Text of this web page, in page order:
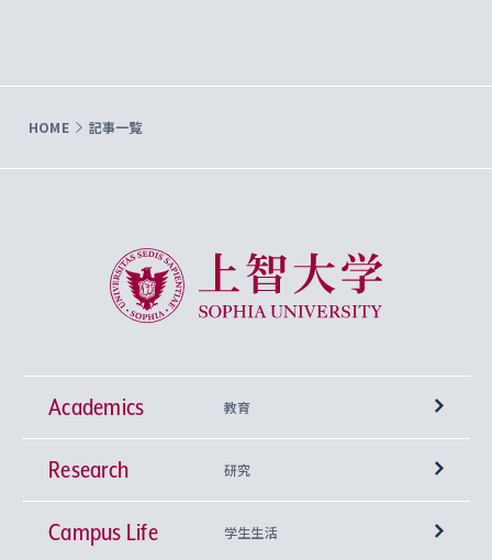
HOME 記事一覧
上智大学 Sophia University
Academics 教育
学部
神学部
興味から学科を探す
Research 研究
研究所 等
Campus Life 学生生活